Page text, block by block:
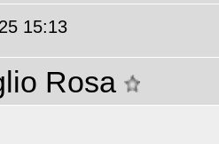
15:13
Rosa